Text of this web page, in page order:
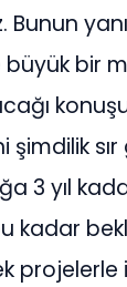
bir
sır
3 yıl
kadar
projelerle